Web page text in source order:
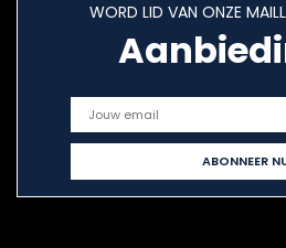
WORD LID VAN ONZE